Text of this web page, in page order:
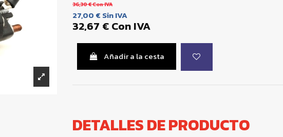
36,30 €Con IVA
27,00 € Sin IVA
32,67 €Con IVA
Añadir a la cesta
DETALLES DE PRODUCTO